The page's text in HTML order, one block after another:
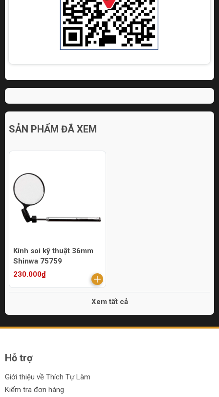
SẢN PHẨM ĐÃ XEM
Kính soi kỹ thuật 36mm
Shinwa 75759
230.000₫
Xem tất cả
Hỗ trợ
Giới thiệu về Thích Tự Làm
Kiểm tra đơn hàng